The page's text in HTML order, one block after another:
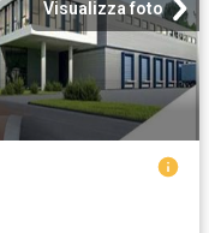
Visualizza foto